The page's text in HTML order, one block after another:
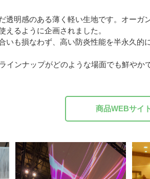
透明感のある薄く軽い生地です。オー
えるように企画されました。
いも損なわず、高い防炎性能を半永久的
インナップがどのような場面でも鮮やか
商品WEBサイト